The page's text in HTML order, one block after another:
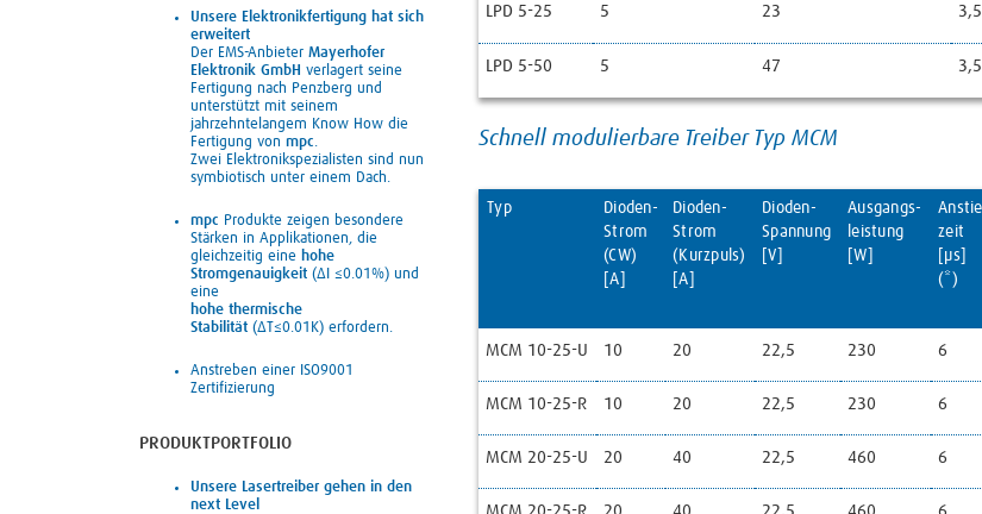
LPD 5-25 5 23 3,5
LPD 5-50 5 47 3,5
Schnell modulierbare Treiber Typ MCM
Typ
Dioden-
Strom
(CW)
[A]
Dioden-
Strom
(Kurzpuls)
[A]
Dioden-
Spannung
[V]
Ausgangs-
leistung
[W]
zeit
[µs]
(*)
MCM 10-25-U 10 20 22,5 230 6
MCM 10-25-R 10 20 22,5 230 6
MCM 20-25-U 20 40 22,5 460 6
Unsere Elektronikfertigung hat sich
erweitert
Der EMS-Anbieter Mayerhofer
Elektronik GmbH verlagert seine
Fertigung nach Penzberg und
unterstützt mit seinem
jahrzehntelangem Know How die
Fertigung von mpc
Zwei Elektronikspezialisten sind nun
symbiotisch unter einem Dach.
mpc Produkte zeigen besondere
Stärken in Applikationen, die
gleichzeitig eine hohe
Stromgenauigkeit (ΔI ≤0.01%) und
eine
hohe thermische
Stabilität (ΔT≤0.01K) erfordern.
Anstreben einer ISO9001
Zertifizierung
PRODUKTPORTFOLIO
Unsere Lasertreiber gehen in den
next Level